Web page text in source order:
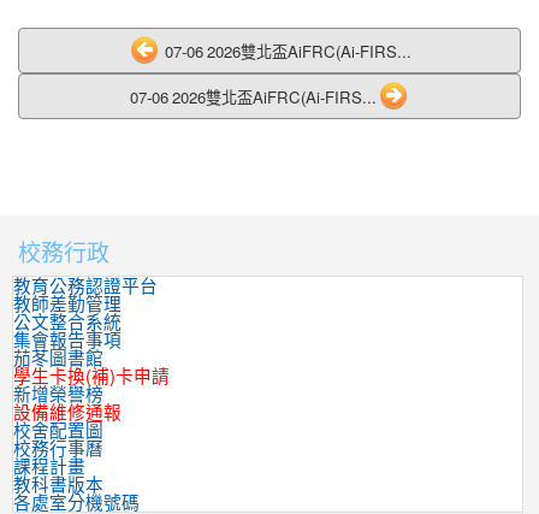
07-06 2026雙北盃AiFRC(Ai-FIRS...
07-06 2026雙北盃AiFRC(Ai-FIRS...
:::
校務行政
教育公務認證平台
教師差勤管理
公文整合系統
集會報告事項
茄苳圖書館
學生卡換(補)卡申請
新增榮譽榜
設備維修通報
校舍配置圖
校務行事曆
課程計畫
教科書版本
各處室分機號碼